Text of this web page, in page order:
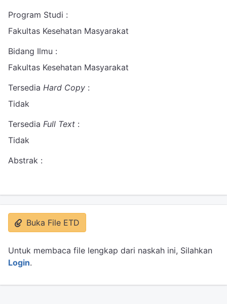
Program Studi :
Fakultas Kesehatan Masyarakat
Bidang Ilmu :
Fakultas Kesehatan Masyarakat
Tersedia Hard Copy :
Tidak
Tersedia Full Text :
Tidak
Abstrak :
Buka File ETD
Untuk membaca file lengkap dari naskah ini, Silahkan
Login.